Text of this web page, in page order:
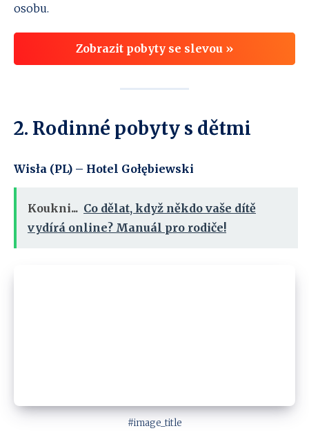
osobu.
Zobrazit pobyty se slevou »
2. Rodinné pobyty s dětmi
Wisła (PL) – Hotel Gołębiewski
Koukni... Co dělat, když někdo vaše dítě
vydírá online? Manuál pro rodiče!
#image_title